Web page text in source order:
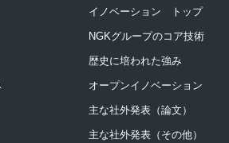
イノベーション トップ
NGKグループのコア技術
歴史に培われた強み
オープンイノベーション
主な社外発表（論文）
主な社外発表（その他）